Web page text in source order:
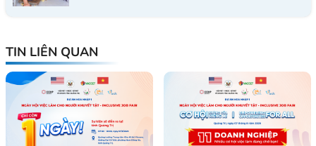
TIN LIÊN QUAN